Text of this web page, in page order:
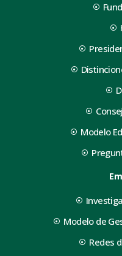
Modelo
Modelo de
Redes